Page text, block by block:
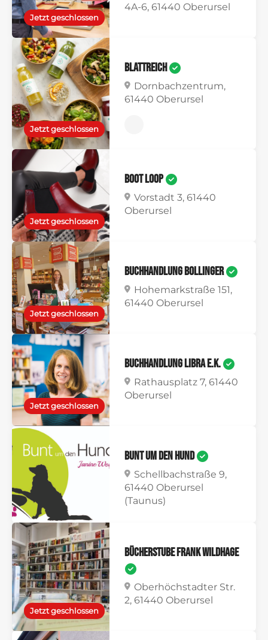
Jetzt geschlossen
4A-6, 61440 Oberursel
Jetzt geschlossen
BlattReich
Dornbachzentrum,
61440 Oberursel
Jetzt geschlossen
Boot Loop
Vorstadt 3, 61440
Oberursel
Jetzt geschlossen
Buchhandlung Bollinger
Hohemarkstraße 151,
61440 Oberursel
Jetzt geschlossen
Buchhandlung Libra e.K.
Rathausplatz 7, 61440
Oberursel
Bunt um den Hund
Schellbachstraße 9,
61440 Oberursel
(Taunus)
Jetzt geschlossen
Bücherstube Frank Wildhage
Oberhöchstadter Str.
2, 61440 Oberursel